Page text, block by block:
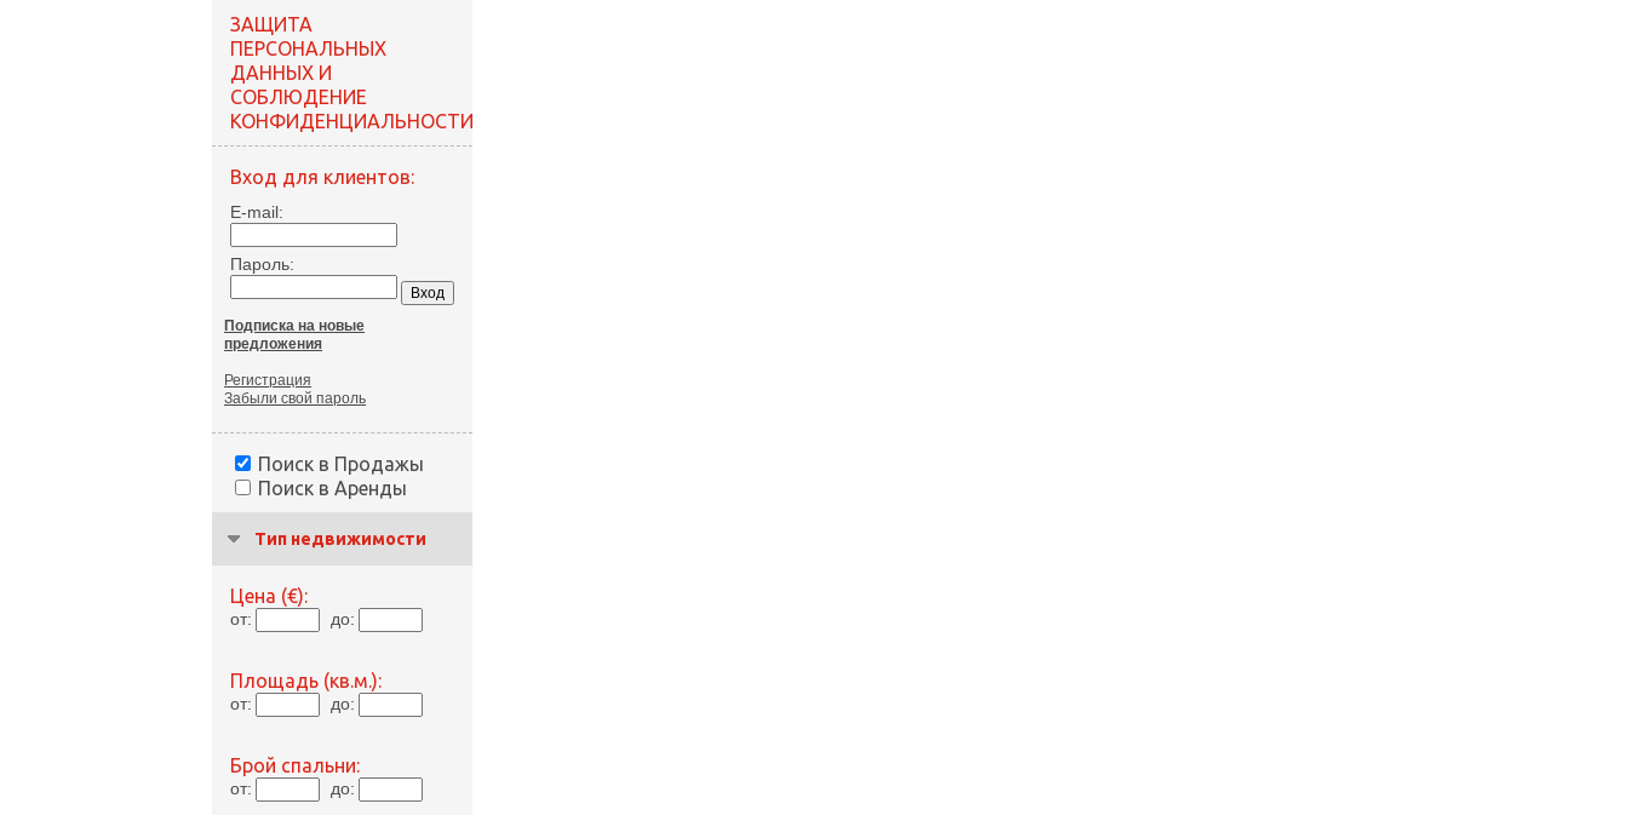
ЗАЩИТА
ПЕРСОНАЛЬНЫХ
ДАННЫХ И
СОБЛЮДЕНИЕ
КОНФИДЕНЦИАЛЬНОСТИ
Вход для клиентов:
E-mail:
Пароль:
Подписка на новые
предложения
Регистрация
Забыли свой пароль
Поиск в Продажы
Поиск в Аренды
Тип недвижимости
Цена (€):
от: до:
Площадь (кв.м.):
от: до:
Брой спальни:
от: до: